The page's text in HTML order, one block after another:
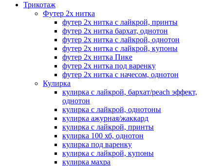
Трикотаж
Футер 2х нитка
футер 2х нитка с лайкрой, принты
футер 2х нитка бархат, однотон
футер 2х нитка с лайкрой, однотон
футер 2х нитка с лайкрой, купоны
футер 2х нитка Пике
футер 2х нитка под варенку
футер 2х нитка с начесом, однотон
Кулирка
кулирка с лайкрой, бархат/peach эффект,
однотон
кулирка с лайкрой, однотоны
кулирка ажурная/жаккард
кулирка с лайкрой, принты
кулирка 100 хб, однотон
кулирка под варенку
кулирка с лайкрой, купоны
кулирка махра